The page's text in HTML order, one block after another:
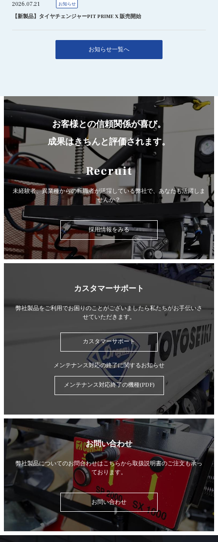
2026.07.21 お知らせ
【新製品】タイヤチェンジャーPIT PRIME X 販売開始
お知らせ一覧へ
お客様との信頼関係が喜び。
成果はきちんと評価されます。
Recruit
未経験者、異業種からの転職者が活躍している弊社で、 あなたも活躍しま
せんか？
採用情報をみる
カスタマーサポート
弊社製品をご利用でお困りのことがございましたら私たちがお手伝いさ
せていただきます。
カスタマーサポート
メンテナンス対応の終了に関するお知らせ
メンテナンス対応終了の機種(PDF)
お問い合わせ
弊社製品についてのお問合わせはこちらから取扱説明書のご注文も承っ
ております。
お問い合わせ